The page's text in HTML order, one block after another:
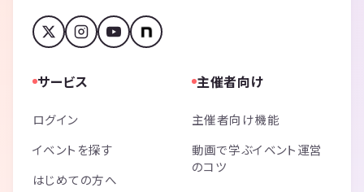
サービス
ログイン
イベントを探す
はじめての方へ
主催者向け
主催者向け機能
動画で学ぶイベント運営
のコツ